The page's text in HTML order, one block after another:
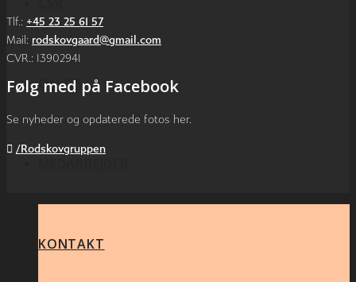
OM OS
KONTAKT
Tlf.: +45 23 25 61 57
Mail: rodskovgaard@gmail.com
CVR.: 13902941
Følg med på Facebook
Se nyheder og opdaterede fotos her.
/Rodskovgruppen